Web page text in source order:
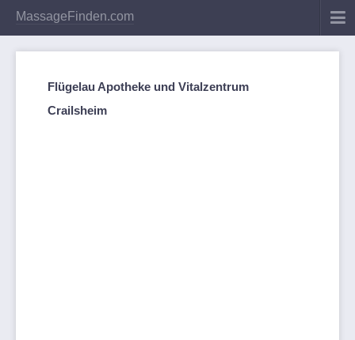
MassageFinden.com
Flügelau Apotheke und Vitalzentrum
Crailsheim